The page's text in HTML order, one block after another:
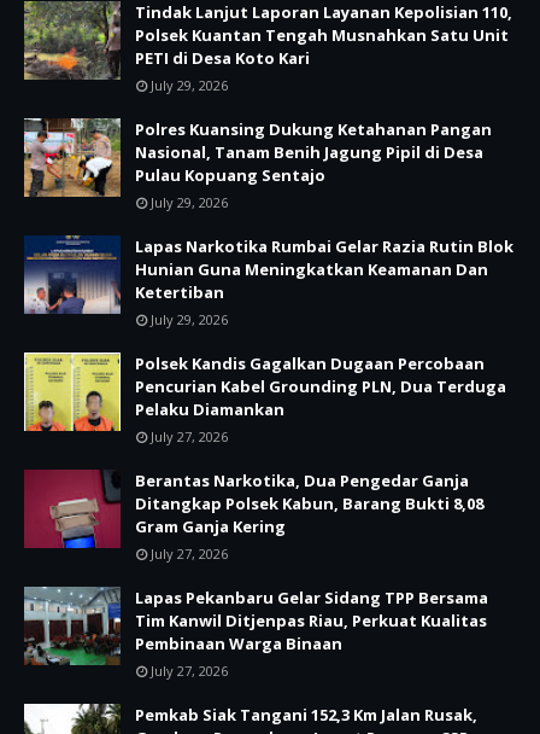
Tindak Lanjut Laporan Layanan Kepolisian 110,
Polsek Kuantan Tengah Musnahkan Satu Unit
PETI di Desa Koto Kari
July 29, 2026
Polres Kuansing Dukung Ketahanan Pangan
Nasional, Tanam Benih Jagung Pipil di Desa
Pulau Kopuang Sentajo
July 29, 2026
Lapas Narkotika Rumbai Gelar Razia Rutin Blok
Hunian Guna Meningkatkan Keamanan Dan
Ketertiban
July 29, 2026
Polsek Kandis Gagalkan Dugaan Percobaan
Pencurian Kabel Grounding PLN, Dua Terduga
Pelaku Diamankan
July 27, 2026
Berantas Narkotika, Dua Pengedar Ganja
Ditangkap Polsek Kabun, Barang Bukti 8,08
Gram Ganja Kering
July 27, 2026
Lapas Pekanbaru Gelar Sidang TPP Bersama
Tim Kanwil Ditjenpas Riau, Perkuat Kualitas
Pembinaan Warga Binaan
July 27, 2026
Pemkab Siak Tangani 152,3 Km Jalan Rusak,